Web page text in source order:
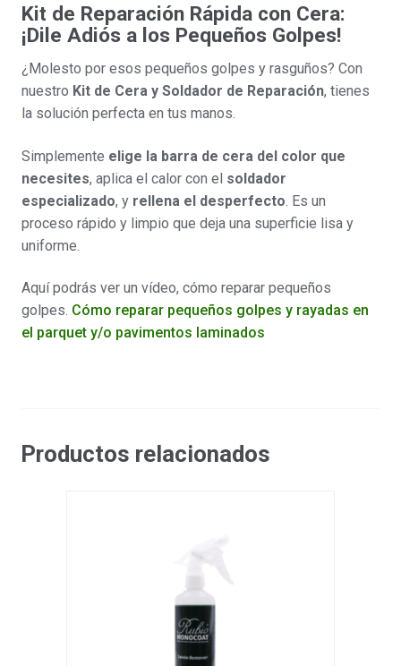
Kit de Reparación Rápida con Cera:
¡Dile Adiós a los Pequeños Golpes!
¿Molesto por esos pequeños golpes y rasguños? Con
nuestro Kit de Cera y Soldador de Reparación, tienes
la solución perfecta en tus manos.
Simplemente elige la barra de cera del color que
necesites, aplica el calor con el soldador
especializado, y rellena el desperfecto . Es un
proceso rápido y limpio que deja una superficie lisa y
uniforme.
Aquí podrás ver un vídeo, cómo reparar pequeños
golpes. Cómo reparar pequeños golpes y rayadas en
el parquet y/o pavimentos laminados
Productos relacionados